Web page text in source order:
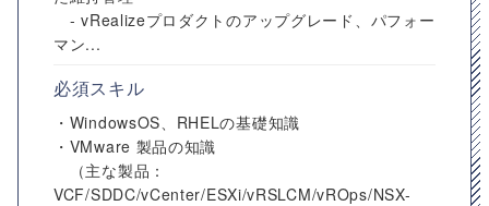
- vRealizeプロダクトのアップグレード、パフォー
マン...
必須スキル
・WindowsOS、RHELの基礎知識
・VMware 製品の知識
（主な製品：
VCF/SDDC/vCenter/ESXi/vRSLCM/vROps/NSX-